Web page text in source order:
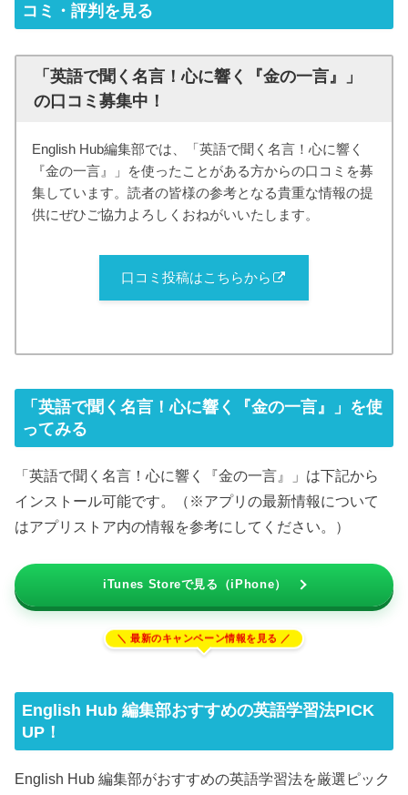
コミ・評判を見る
「英語で聞く名言！心に響く『金の一言』」
の口コミ募集中！
English Hub編集部では、「英語で聞く名言！心に響く
『金の一言』」を使ったことがある方からの口コミを募
集しています。読者の皆様の参考となる貴重な情報の提
供にぜひご協力よろしくおねがいいたします。
口コミ投稿はこちらから
「英語で聞く名言！心に響く『金の一言』」を使
ってみる
「英語で聞く名言！心に響く『金の一言』」は下記から
インストール可能です。（※アプリの最新情報について
はアプリストア内の情報を参考にしてください。）
iTunes Storeで見る（iPhone）
English Hub 編集部おすすめの英語学習法PICK
UP！
English Hub 編集部がおすすめの英語学習法を厳選ピック